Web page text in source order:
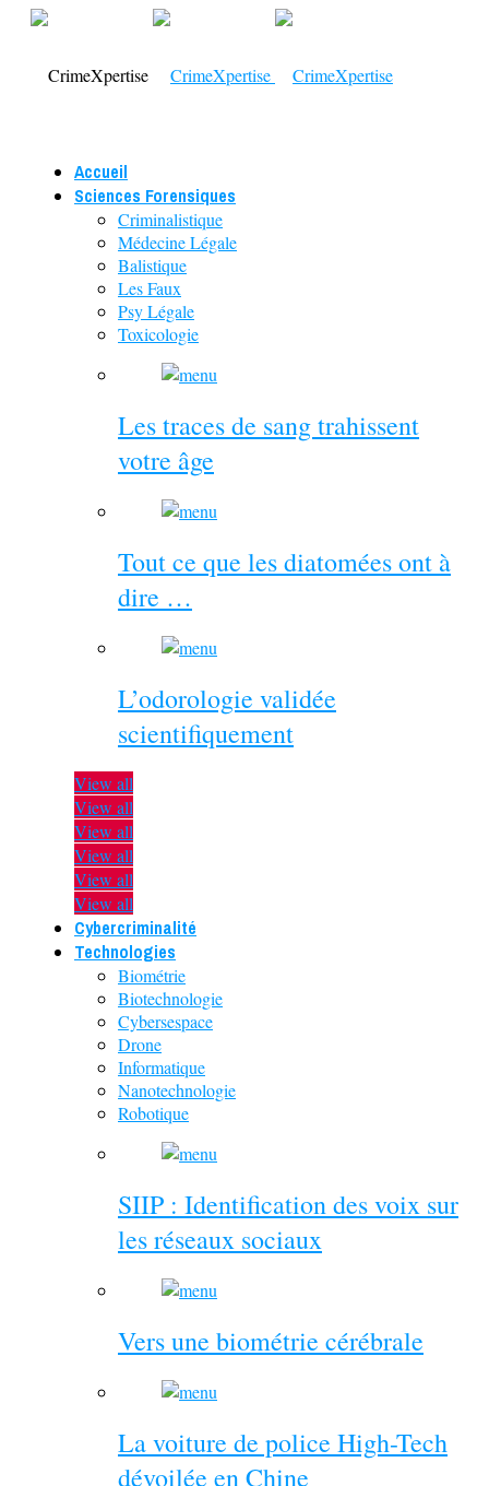
Accueil
Sciences Forensiques
Criminalistique
Médecine Légale
Balistique
Les Faux
Psy Légale
Toxicologie
Les traces de sang trahissent
votre âge
Tout ce que les diatomées ont à
dire …
L’odorologie validée
scientifiquement
View all
View all
View all
View all
View all
View all
Cybercriminalité
Technologies
Biométrie
Biotechnologie
Cybersespace
Drone
Informatique
Nanotechnologie
Robotique
SIIP : Identification des voix sur
les réseaux sociaux
Vers une biométrie cérébrale
La voiture de police High-Tech
dévoilée en Chine